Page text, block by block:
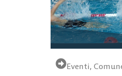
Eventi,